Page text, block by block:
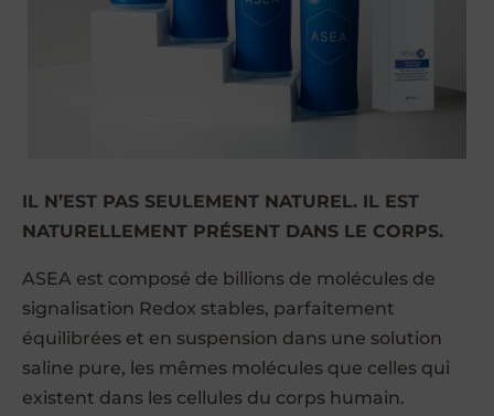
IL N’EST PAS SEULEMENT NATUREL. IL EST
NATURELLEMENT PRÉSENT DANS LE CORPS.
ASEA est composé de billions de molécules de
signalisation Redox stables, parfaitement
équilibrées et en suspension dans une solution
saline pure, les mêmes molécules que celles qui
existent dans les cellules du corps humain.